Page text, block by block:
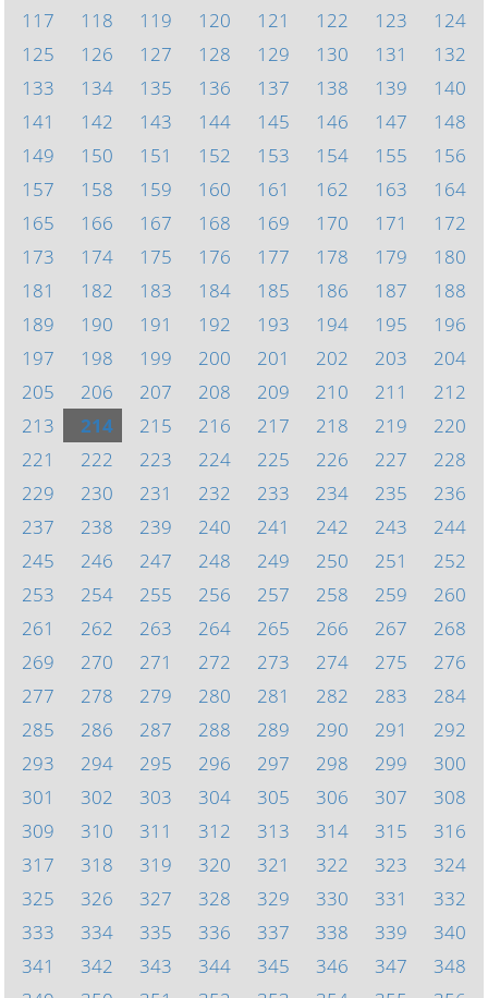
117
118 119 120 121 122 123
124
125
126 127 128 129 130 131
132
133
134 135 136 137 138 139
140
141
142 143 144 145 146 147
148
149
150 151 152 153 154 155
156
157
158 159 160 161 162 163
164
165
166 167 168 169 170 171
172
173
174 175 176 177 178 179
180
181
182 183 184 185 186 187
188
189
190 191 192 193 194 195
196
197
198 199 200 201 202 203
204
205
206 207 208 209 210 211
212
213
214 215 216 217 218 219
220
221
222 223 224 225 226 227
228
229
230 231 232 233 234 235
236
237
238 239 240 241 242 243
244
245
246 247 248 249 250 251
252
253
254 255 256 257 258 259
260
261
262 263 264 265 266 267
268
269
270 271 272 273 274 275
276
277
278 279 280 281 282 283
284
285
286 287 288 289 290 291
292
293
294 295 296 297 298 299
300
301
302 303 304 305 306 307
308
309
310 311 312 313 314 315
316
317
318 319 320 321 322 323
324
325
326 327 328 329 330 331
332
333
334 335 336 337 338 339
340
341
342 343 344 345 346 347
348